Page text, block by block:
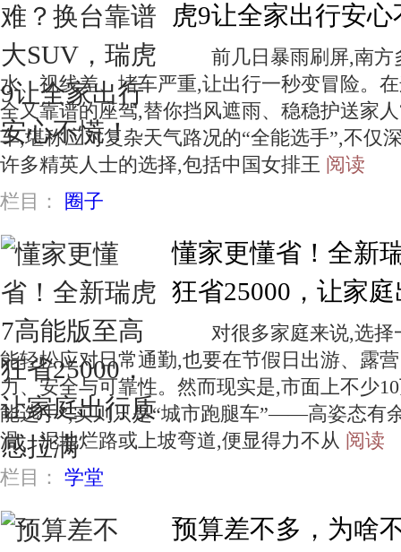
虎9让全家出行安心
前几日暴雨刷屏,南方
水、视线差、堵车严重,让出行一秒变冒险。
全又靠谱的座驾,替你挡风遮雨、稳稳护送
车,堪称应对复杂天气路况的“全能选手”,不仅
许多精英人士的选择,包括中国女排王 阅读
栏目：
圈子
懂家更懂省！全新
狂省25000，让家
对很多家庭来说,选择
能轻松应对日常通勤,也要在节假日出游、露
力、安全与可靠性。然而现实是,市面上不少
能选手”,实则只是“城市跑腿车”——高姿态有
滑、泥地烂路或上坡弯道,便显得力不从 阅读
栏目： 学堂
预算差不多，为啥